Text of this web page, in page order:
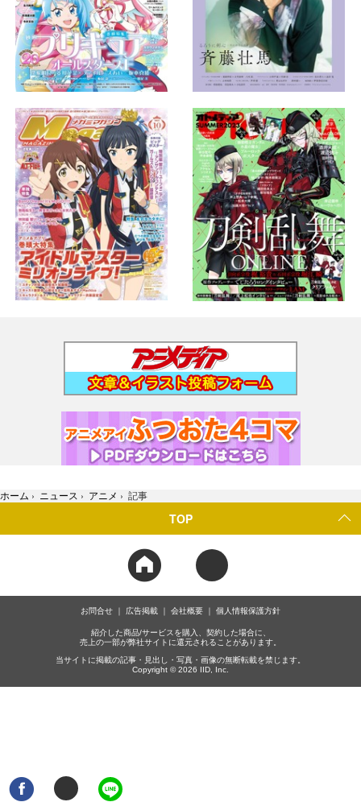
ホーム › ニュース › アニメ › 記事
TOP
お問合せ 広告掲載 会社概要 個人情報保護方針
紹介した商品/サービスを購入、契約した場合に、
売上の一部が弊社サイトに還元されることがあります。
当サイトに掲載の記事・見出し・写真・画像の無断転載を禁じます。
Copyright © 2026 IID, Inc.